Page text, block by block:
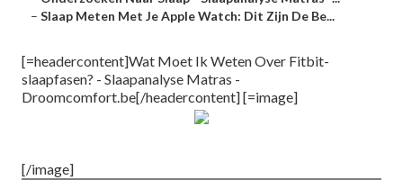
– Slaap Meten Met Je Apple Watch: Dit Zijn De Be...
[=headercontent]Wat Moet Ik Weten Over Fitbit-
slaapfasen? - Slaapanalyse Matras -
Droomcomfort.be[/headercontent] [=image]
[/image]